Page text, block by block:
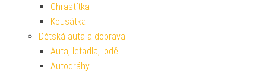
Chrastítka
Kousátka
Dětská auta a doprava
Auta, letadla, lodě
Autodráhy